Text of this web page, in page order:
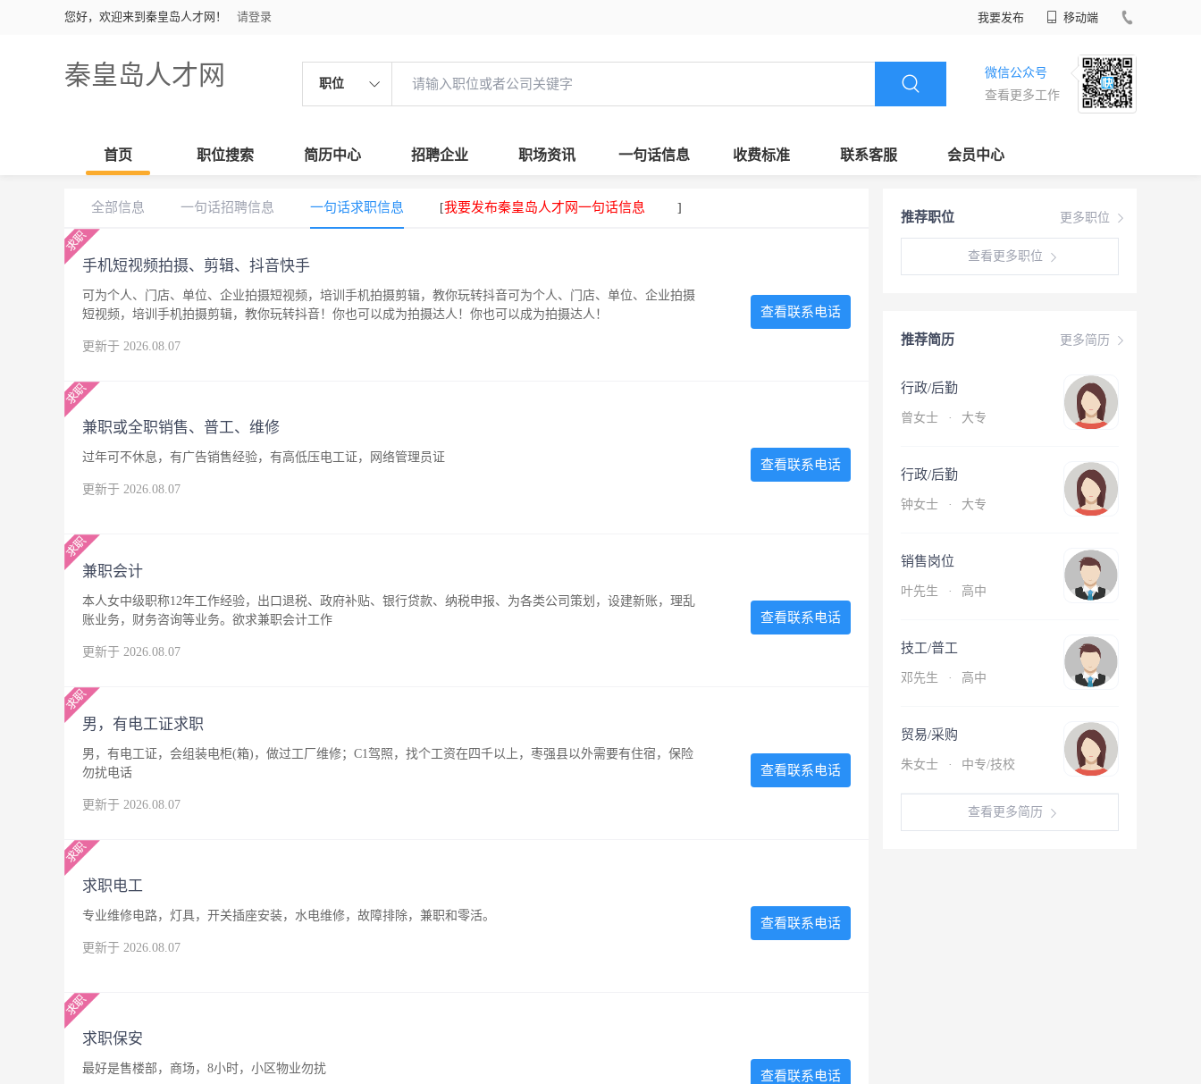
您好，欢迎来到秦皇岛人才网！ 请登录 我要发布 移动端
秦皇岛人才网 职位
微信公众号
查看更多工作
首页 职位搜索 简历中心 招聘企业 职场资讯 一句话信息 收费标准 联系客服 会员中心
更多职位
推荐职位
查看更多职位
更多简历
推荐简历
行政/后勤
曾女士 · 大专
行政/后勤
钟女士 · 大专
销售岗位
叶先生 · 高中
技工/普工
邓先生 · 高中
贸易/采购
朱女士 · 中专/技校
查看更多简历
全部信息 一句话招聘信息 一句话求职信息 [我要发布秦皇岛人才网一句话信息 ]
手机短视频拍摄、剪辑、抖音快手
可为个人、门店、单位、企业拍摄短视频，培训手机拍摄剪辑，教你玩转抖音可为个人、门店、单位、企业拍摄
短视频，培训手机拍摄剪辑，教你玩转抖音！你也可以成为拍摄达人！你也可以成为拍摄达人！
更新于 2026.08.07
查看联系电话
兼职或全职销售、普工、维修
过年可不休息，有广告销售经验，有高低压电工证，网络管理员证
更新于 2026.08.07
查看联系电话
兼职会计
本人女中级职称12年工作经验，出口退税、政府补贴、银行贷款、纳税申报、为各类公司策划，设建新账，理乱
账业务，财务咨询等业务。欲求兼职会计工作
更新于 2026.08.07
查看联系电话
男，有电工证求职
男，有电工证，会组装电柜(箱)，做过工厂维修；C1驾照，找个工资在四千以上，枣强县以外需要有住宿，保险
勿扰电话
更新于 2026.08.07
查看联系电话
求职电工
专业维修电路，灯具，开关插座安装，水电维修，故障排除，兼职和零活。
更新于 2026.08.07
查看联系电话
求职保安
最好是售楼部，商场，8小时，小区物业勿扰 查看联系电话